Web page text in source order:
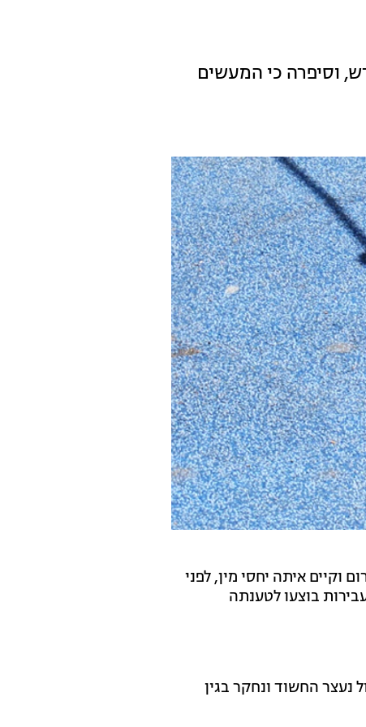
וסיפרה כי המעשים
בעירום וקיים איתה יחסי מין, לפני
בוצעו לטענתה
נעצר החשוד ונחקר בגין